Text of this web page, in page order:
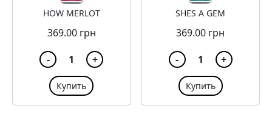
HOW MERLOT
369.00 грн
-
1 +
Купить
SHES A GEM
369.00 грн
-
1 +
Купить